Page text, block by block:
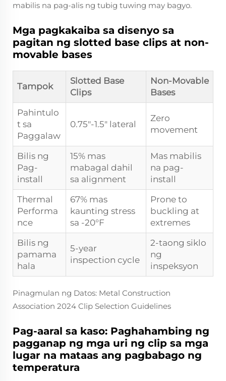
mabilis na pag-alis ng tubig tuwing may bagyo.
Mga pagkakaiba sa disenyo sa
pagitan ng slotted base clips at non-
movable bases
Tampok
Slotted Base
Clips
Non-Movable
Bases
Pahintulo
t sa
Paggalaw
0.75"-1.5" lateral
Zero
movement
Bilis ng
Pag-
install
15% mas
mabagal dahil
sa alignment
Mas mabilis
na pag-
install
Thermal
Performa
nce
67% mas
kaunting stress
sa -20°F
Prone to
buckling at
extremes
Bilis ng
pamama
hala
5-year
inspection cycle
2-taong siklo
ng
inspeksyon
Pinagmulan ng Datos: Metal Construction
Association 2024 Clip Selection Guidelines
Pag-aaral sa kaso: Paghahambing ng
pagganap ng mga uri ng clip sa mga
lugar na mataas ang pagbabago ng
temperatura